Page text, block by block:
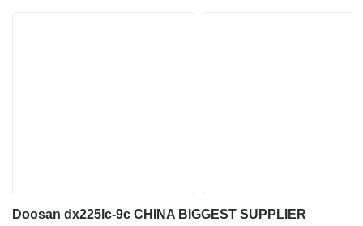
Doosan dx225lc-9c CHINA BIGGEST SUPPLIER